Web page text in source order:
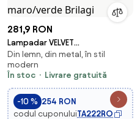
281,9 RON
Lampadar VELVET
1xE27/60W/230V maro/verde
Brilagi
Din lemn, din metal, în stil
modern
În stoc
Livrare gratuită
-10 % 254 RON
codul cuponuluiTA222RO